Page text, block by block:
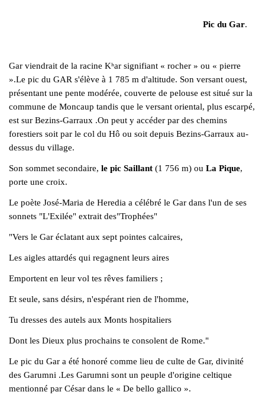
Pic du Gar.
Gar viendrait de la racine Kʰar signifiant « rocher » ou « pierre
».Le pic du GAR s'élève à 1 785 m d'altitude. Son versant ouest,
présentant une pente modérée, couverte de pelouse est situé sur la
commune de Moncaup tandis que le versant oriental, plus escarpé,
est sur Bezins-Garraux .On peut y accéder par des chemins
forestiers soit par le col du Hô ou soit depuis Bezins-Garraux au-
dessus du village.
Son sommet secondaire, le pic Saillant (1 756 m) ou La Pique,
porte une croix.
Le poète José-Maria de Heredia a célébré le Gar dans l'un de ses
sonnets "L'Exilée" extrait des"Trophées"
"Vers le Gar éclatant aux sept pointes calcaires,
Les aigles attardés qui regagnent leurs aires
Emportent en leur vol tes rêves familiers ;
Et seule, sans désirs, n'espérant rien de l'homme,
Tu dresses des autels aux Monts hospitaliers
Dont les Dieux plus prochains te consolent de Rome."
Le pic du Gar a été honoré comme lieu de culte de Gar, divinité
des Garumni .Les Garumni sont un peuple d'origine celtique
mentionné par César dans le « De bello gallico ».